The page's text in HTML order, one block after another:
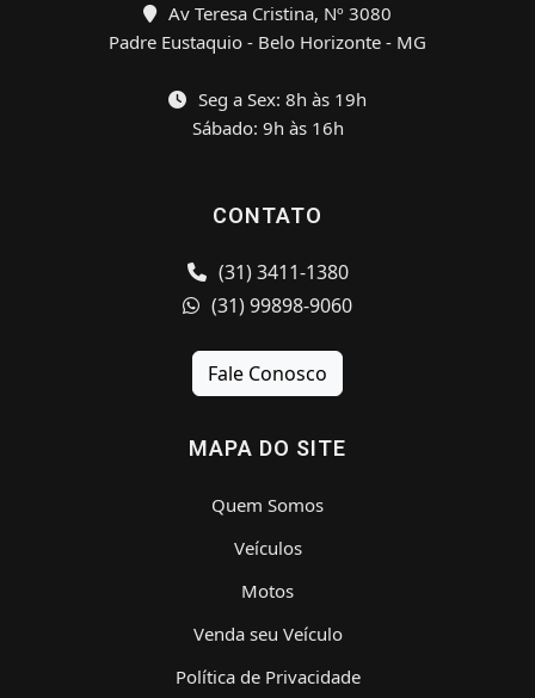
Av Teresa Cristina, Nº 3080
Padre Eustaquio - Belo Horizonte - MG
Seg a Sex: 8h às 19h
Sábado: 9h às 16h
CONTATO
(31) 3411-1380
(31) 99898-9060
Fale Conosco
MAPA DO SITE
Quem Somos
Veículos
Motos
Venda seu Veículo
Política de Privacidade